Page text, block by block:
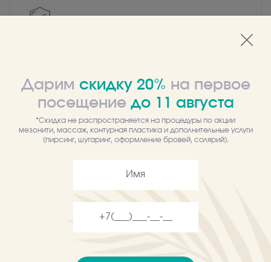
Самовывоз
Забрать товар можно в любом из
центров
Средство для увеличения объема губ и придания им
гладкости/ Улучшает микроциркуляцию и обеспечивает
раздражения. Возрождает природную яркость и полноту губ.
Дарим скидку 20% на первое
посещение до 11 августа
*Скидка не распространяется на процедуры по акции
мезонити, массаж, контурная пластика и дополнительные услуги
(пирсинг, шугаринг, оформление бровей, солярий).